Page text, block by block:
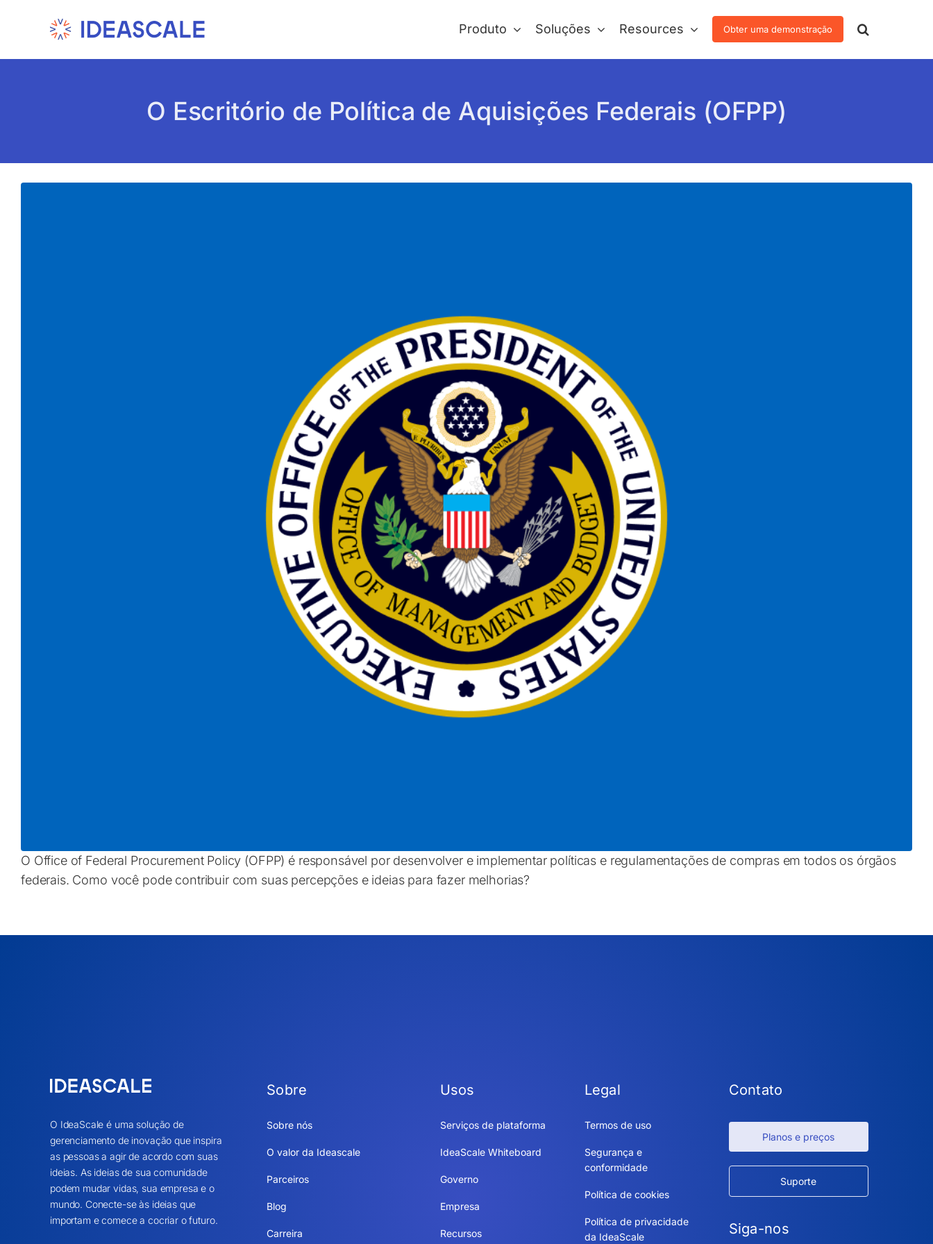
Produto Soluções Resources Obter uma demonstração
O Escritório de Política de Aquisições Federais (OFPP)
O Office of Federal Procurement Policy (OFPP) é responsável por desenvolver e implementar políticas e regulamentações de compras em todos os órgãos
federais. Como você pode contribuir com suas percepções e ideias para fazer melhorias?
O IdeaScale é uma solução de
gerenciamento de inovação que inspira
as pessoas a agir de acordo com suas
ideias. As ideias de sua comunidade
podem mudar vidas, sua empresa e o
mundo. Conecte-se às ideias que
importam e comece a cocriar o futuro.
Sobre
Sobre nós
O valor da Ideascale
Parceiros
Blog
Carreira
Usos
Serviços de plataforma
IdeaScale Whiteboard
Governo
Empresa
Recursos
Legal
Termos de uso
Segurança e
conformidade
Política de cookies
Política de privacidade
da IdeaScale
Contato
Planos e preços
Suporte
Siga-nos